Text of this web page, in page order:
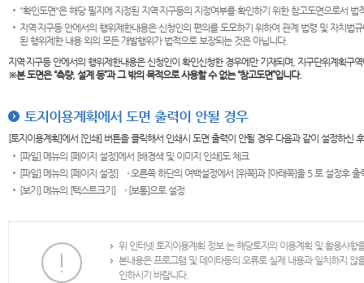
"확인도면"은 해당 필지에 지정된 지역·지구등의 지정여부를 확인하기 위한 참고도면으로서
지역·지구등 안에서의 행위제한내용은 신청인의 편의를 도모하기 위하여 관계 법령 및 자치
된 행위제한 내용 외의 모든 개발행위가 법적으로 보장되는 것은 아닙니다.
지역·지구등 안에서의 행위제한내용은 신청인이 확인신청한 경우에만 기재되며, 지구단위계획
※본 도면은“측량, 설계 등”과 그 밖의 목적으로 사용할 수 없는 “참고도면”입니다.
토지이용계획에서 도면 출력이 안될 경우
[토지이용계획]에서 [인쇄] 버튼을 클릭해서 인쇄시 도면 출력이 안될 경우 다음과 같이 설정하신
[파일] 메뉴의 [페이지 설정]에서 [배경색 및 이미지 인쇄]도 체크
[파일] 메뉴의 [페이지 설정] → 오른쪽 하단의 여백설정에서 [위쪽]과 [아래쪽]을 5 로 설정후 출
[보기] 메뉴의 [텍스트크기] → [보통]으로 설정
위 인터넷 토지이용계획 정보 는 해당토지의 이용계획 및 활용사
본내용은 프로그램 및 데이타등의 오류로 실제 내용과 일치하지
인하시기 바랍니다.